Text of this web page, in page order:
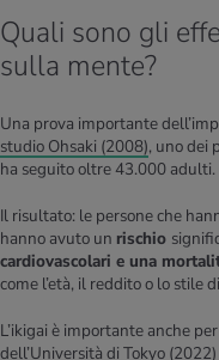
Quali sono gli
sulla mente?
Una prova importante
studio Ohsaki (2008), uno dei
ha seguito oltre 43.000 adulti.
Il risultato: le persone che
hanno avuto un rischio
cardiovascolari e una
come l’età, il reddito o lo stile
L’ikigai è importante anche
dell’Università di Tokyo (2022)